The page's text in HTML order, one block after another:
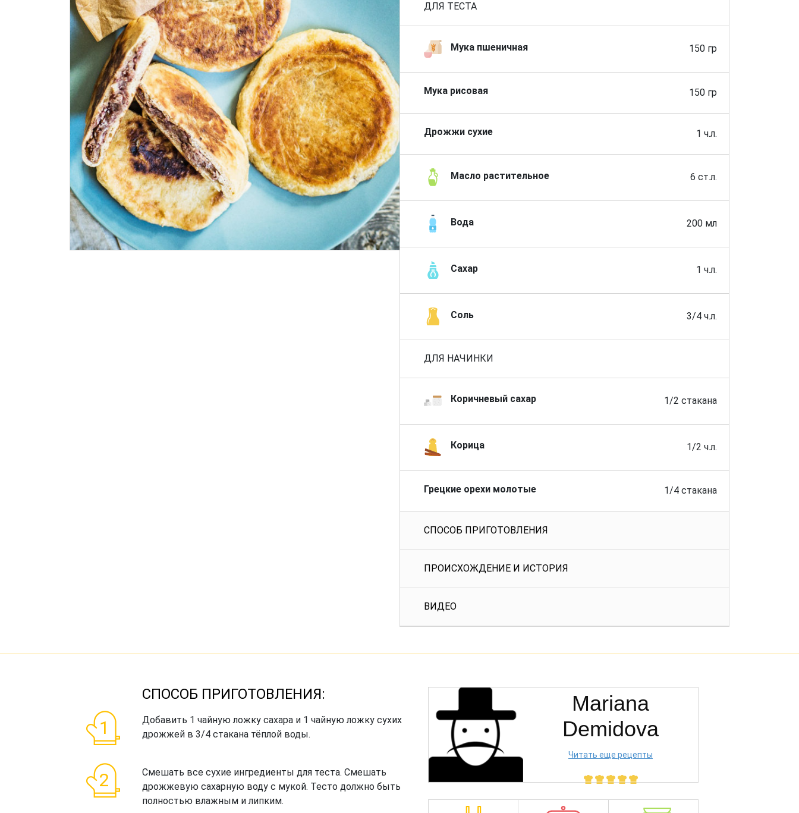
ДЛЯ ТЕСТА
Мука пшеничная 150 гр
Мука рисовая 150 гр
Дрожжи сухие 1 ч.л.
Масло растительное 6 ст.л.
Вода 200 мл
Сахар 1 ч.л.
Соль 3/4 ч.л.
ДЛЯ НАЧИНКИ
Коричневый сахар 1/2 стакана
Корица 1/2 ч.л.
Грецкие орехи молотые 1/4 стакана
СПОСОБ ПРИГОТОВЛЕНИЯ
ПРОИСХОЖДЕНИЕ И ИСТОРИЯ
ВИДЕО
СПОСОБ ПРИГОТОВЛЕНИЯ:
Добавить 1 чайную ложку сахара и 1 чайную ложку сухих
дрожжей в 3/4 стакана тёплой воды.
Смешать все сухие ингредиенты для теста. Смешать
дрожжевую сахарную воду с мукой. Тесто должно быть
полностью влажным и липким.
Mariana
Demidova
Читать еще рецепты